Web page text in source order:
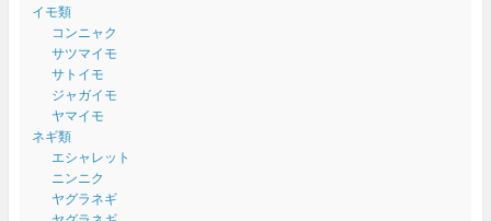
イモ類
コンニャク
サツマイモ
サトイモ
ジャガイモ
ヤマイモ
ネギ類
エシャレット
ニンニク
ヤグラネギ